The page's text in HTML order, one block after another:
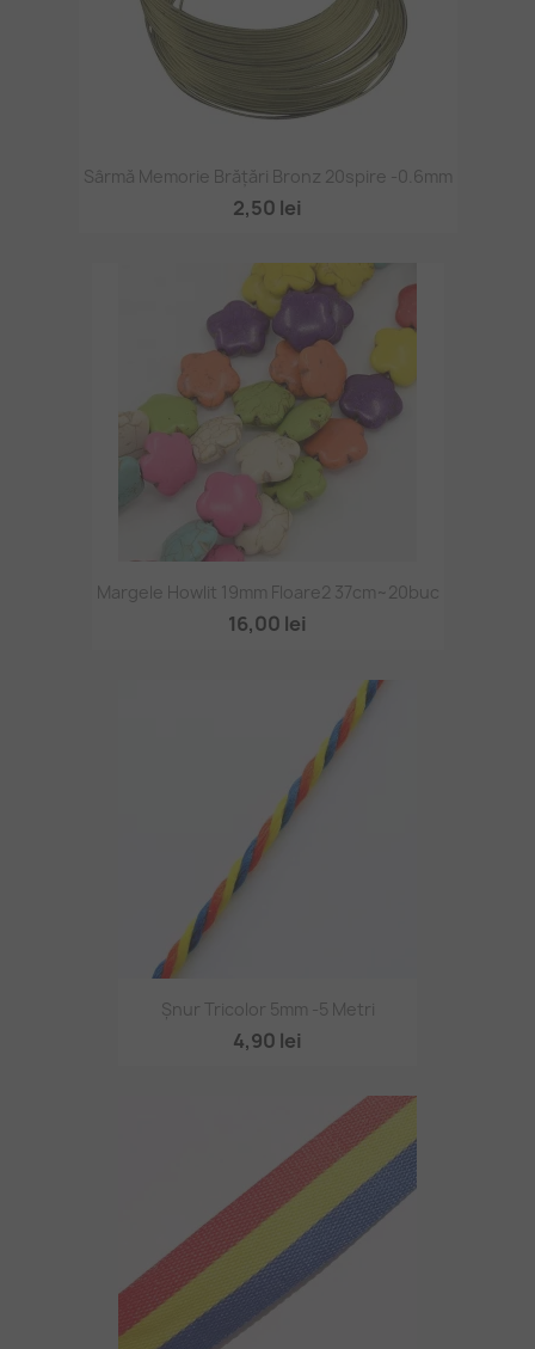
Sârmă Memorie Brățări Bronz 20spire -0.6mm
2,50 lei
Margele Howlit 19mm Floare2 37cm~20buc
16,00 lei
Șnur Tricolor 5mm -5 Metri
4,90 lei